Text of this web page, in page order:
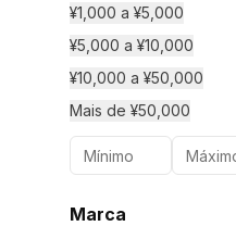
¥1,000 a ¥5,000
¥5,000 a ¥10,000
¥10,000 a ¥50,000
Mais de ¥50,000
Marca